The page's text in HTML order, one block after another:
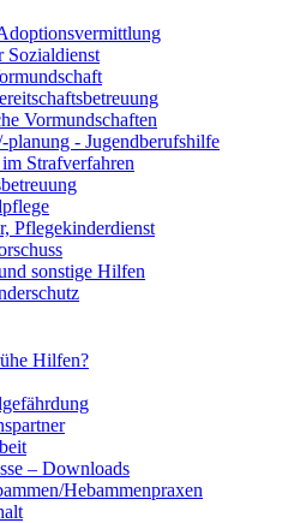
Sozialdienst
Vormundschaften
planung - Jugendberufshilfe
Strafverfahren
Pflegekinderdienst
sonstige Hilfen
Hilfen?
– Downloads
Hebammenpraxen